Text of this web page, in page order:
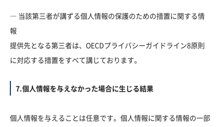
― 当該第三者が講ずる個人情報の保護のための措置に関する情
報
提供先となる第三者は、OECDプライバシーガイドライン8原則
に対応する措置をすべて講じております。
7.個人情報を与えなかった場合に生じる結果
個人情報を与えることは任意です。個人情報に関する情報の一部